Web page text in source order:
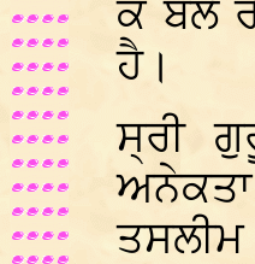
ਕੋ ਬੋਲੈ
ਹੈ।
ਸ੍ਰੀ